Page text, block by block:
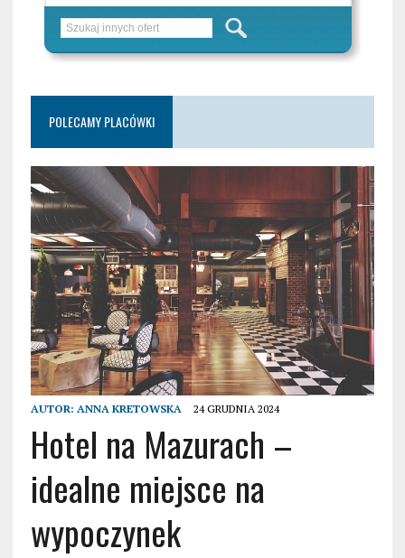
POLECAMY PLACÓWKI
AUTOR: ANNA KRETOWSKA 24 GRUDNIA 2024
Hotel na Mazurach –
idealne miejsce na
wypoczynek